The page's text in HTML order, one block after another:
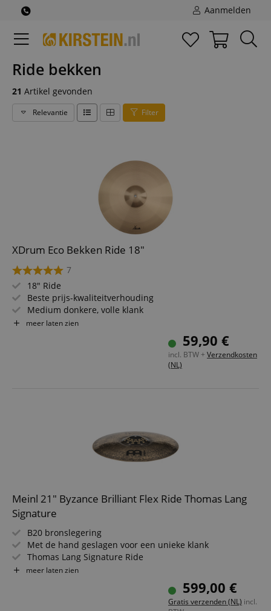
Aanmelden
Ride bekken
21 Artikel gevonden
Relevantie Filter
XDrum Eco Bekken Ride 18"
7
18" Ride
Beste prijs-kwaliteitverhouding
Medium donkere, volle klank
Voor beginners
meer laten zien
59,90 €
incl. BTW + Verzendkosten
(NL)
Meinl 21" Byzance Brilliant Flex Ride Thomas Lang
Signature
B20 bronslegering
Met de hand geslagen voor een unieke klank
Thomas Lang Signature Ride
Serie: Byzance Brilliant
Stijlen: Metal, Rock, Pop, Fusion, Fusion, Funk, R&B,
meer laten zien
599,00 €
Gratis verzenden (NL) incl.